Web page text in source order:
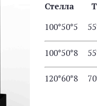
Стелла
100*50*5
100*50*8
120*60*8